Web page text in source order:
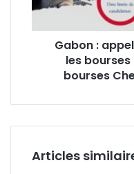
du
Programme
2025-
Gabon :
les
bourses
Articles